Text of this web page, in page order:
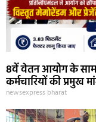
8वें वेतन आयोग के
कर्मचारियों की प्रमुख
newsexpress bharat